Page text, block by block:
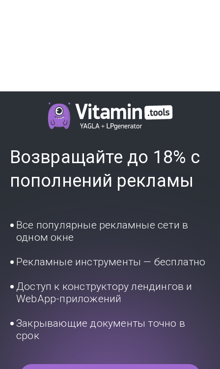
Возвращайте до 18% с
пополнений рекламы
Все популярные рекламные сети в
одном окне
Рекламные инструменты — бесплатно
Доступ к конструктору лендингов и
WebApp-приложений
Закрывающие документы точно в
срок